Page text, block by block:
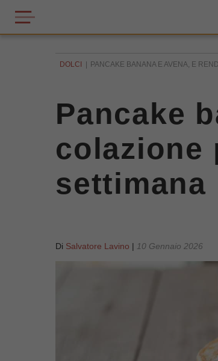
DOLCI PANCAKE BANANA E AVENA, E
Pancake
colazione
settimana
Di Salvatore Lavino | 10 Gennaio 2026